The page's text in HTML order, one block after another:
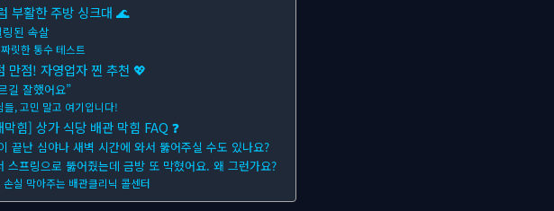
부활한 주방 싱크대 🌊
된 속살
릿한 통수 테스트
만점! 자영업자 찐 추천 💖
길 잘했어요”
들, 고민 말고 여기입니다!
힘] 상가 식당 배관 막힘 FAQ ❓
끝난 심야나 새벽 시간에 와서 뚫어주실 수도 있나요?
스프링으로 뚫어줬는데 금방 또 막혔어요. 왜 그런가요?
실 막아주는 배관클리닉 콜센터